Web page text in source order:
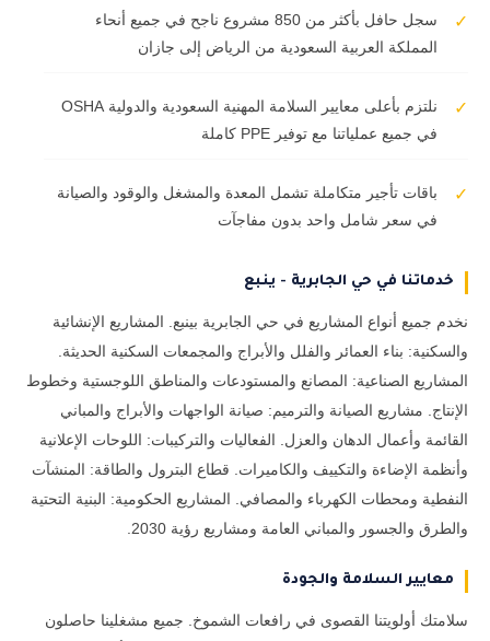
✓
سجل حافل بأكثر من 850 مشروع ناجح في جميع أنحاء
المملكة العربية السعودية من الرياض إلى جازان
✓
نلتزم بأعلى معايير السلامة المهنية السعودية والدولية OSHA
في جميع عملياتنا مع توفير PPE كاملة
✓
باقات تأجير متكاملة تشمل المعدة والمشغل والوقود والصيانة
في سعر شامل واحد بدون مفاجآت
خدماتنا في حي الجابرية - ينبع
نخدم جميع أنواع المشاريع في حي الجابرية بينبع. المشاريع الإنشائية
والسكنية: بناء العمائر والفلل والأبراج والمجمعات السكنية الحديثة.
المشاريع الصناعية: المصانع والمستودعات والمناطق اللوجستية وخطوط
الإنتاج. مشاريع الصيانة والترميم: صيانة الواجهات والأبراج والمباني
القائمة وأعمال الدهان والعزل. الفعاليات والتركيبات: اللوحات الإعلانية
وأنظمة الإضاءة والتكييف والكاميرات. قطاع البترول والطاقة: المنشآت
النفطية ومحطات الكهرباء والمصافي. المشاريع الحكومية: البنية التحتية
والطرق والجسور والمباني العامة ومشاريع رؤية 2030.
معايير السلامة والجودة
سلامتك أولويتنا القصوى في رافعات الشموخ. جميع مشغلينا حاصلون